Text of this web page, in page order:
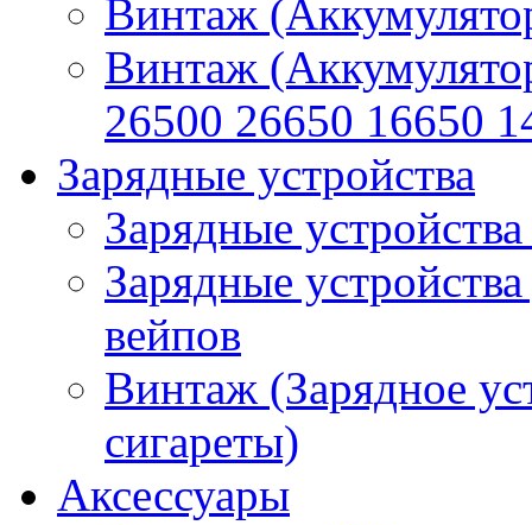
Винтаж
Винтаж
26500 26650 16650
Зарядные устройства
Зарядные
Зарядные
вейпов
Винтаж (Зарядное
сигареты)
Аксессуары